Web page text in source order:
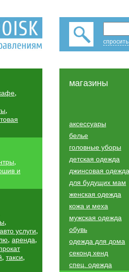
,
,
,
и
,
авто услуги,
, аренда,
, такси,
магазины
аксессуары
белье
головные уборы
детская одежда
джинсовая одежда
для будущих мам
женская одежда
кожа и меха
мужская одежда
обувь
одежда для дома
секонд хенд
спец. одежда